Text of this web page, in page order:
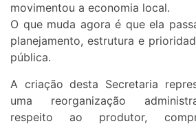
movimentou a economia local.
O que muda agora é que ela
planejamento, estrutura e
pública.
A criação desta Secretaria
uma reorganização
respeito ao produtor,